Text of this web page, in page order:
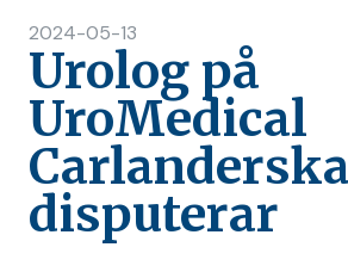
2024-05-13
Urolog på
UroMedical
Carlanderska
disputerar